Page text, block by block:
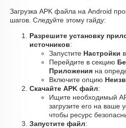
Загрузка APK файла на Android
шагов. Следуйте этому гайду:
Разрешите установку
источников:
Запустите Настройки
Перейдите в секцию
Приложения на
Включите опцию
Скачайте APK файл:
Ищите необходимый
загрузите его на ваше
чтобы ресурс
Запустите файл: